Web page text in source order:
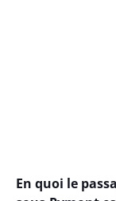
En quoi le